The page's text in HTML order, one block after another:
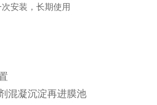
安装，长期使用
混凝沉淀再进膜池